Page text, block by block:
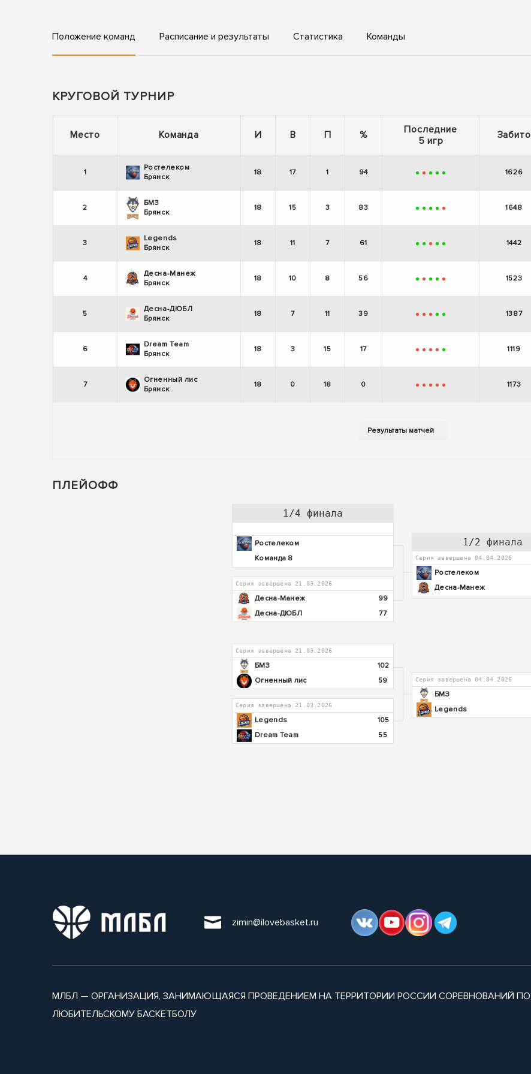
Положение команд Расписание и результаты Статистика Команды
КРУГОВОЙ ТУРНИР
Место Команда И В П %
Последние
5 игр
Забито
1
Ростелеком
Брянск
18 17 1 94 + - + + + 1626
2
БМЗ
Брянск
18 15 3 83 + + + + - 1648
3
Legends
Брянск
18 11 7 61 + + - + + 1442
4
Десна-Манеж
Брянск
18 10 8 56 + - + + - 1523
5
Десна-ДЮБЛ
Брянск
18 7 11 39 - - - + + 1387
6
Dream Team
Брянск
18 3 15 17 - - - - + 1119
7
Огненный лис
Брянск
18 0 18 0 - - - - - 1173
ПЛЕЙОФФ
1/4 финала
Ростелеком
Команда 8
Серия завершена 21.03.2026
Десна-Манеж
99
Десна-ДЮБЛ
77
Серия завершена 21.03.2026
БМЗ
102
Огненный лис
59
Серия завершена 21.03.2026
Legends
105
Dream Team
55
1/2 финала
Серия завершена 04.04.2026
Ростелеком
Десна-Манеж
Серия завершена 04.04.2026
БМЗ
Legends
zimin@ilovebasket.ru
МЛБЛ — ОРГАНИЗАЦИЯ, ЗАНИМАЮЩАЯСЯ ПРОВЕДЕНИЕМ НА ТЕРРИТОРИИ РОССИИ СОРЕВНОВАНИЙ ПО
ЛЮБИТЕЛЬСКОМУ БАСКЕТБОЛУ